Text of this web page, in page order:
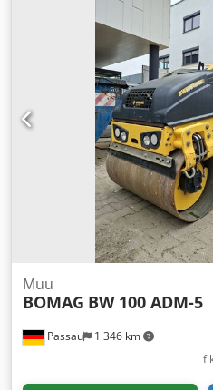
Passau 1 346 km
Muu
BOMAG BW 100 ADM-5